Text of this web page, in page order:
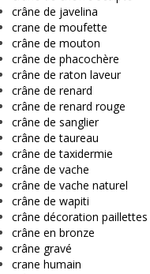
crâne de javelina
crane de moufette
crâne de mouton
crâne de phacochère
crâne de raton laveur
crâne de renard
crâne de renard rouge
crâne de sanglier
crâne de taureau
crâne de taxidermie
crâne de vache
crâne de vache naturel
crâne de wapiti
crâne décoration paillettes
crâne en bronze
crâne gravé
crane humain